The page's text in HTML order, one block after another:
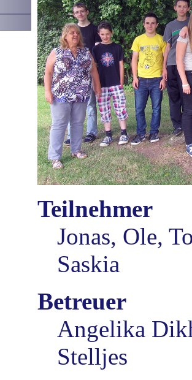
Teilnehmer
Jonas, Ole,
Saskia
Betreuer
Angelika
Stelljes